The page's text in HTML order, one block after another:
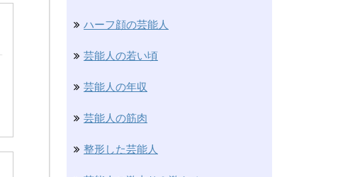
ハーフ顔の芸能人
芸能人の若い頃
芸能人の年収
芸能人の筋肉
整形した芸能人